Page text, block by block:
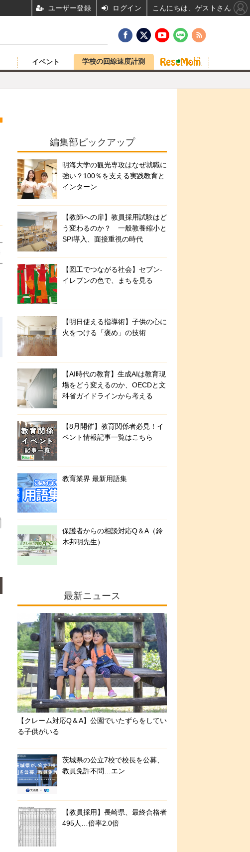
イベント 学校の回線速度計測
編集部ピックアップ
明海大学の観光専攻はなぜ就職に
強い？100％を支える実践教育と
インターン
【教師への扉】教員採用試験はど
う変わるのか？ 一般教養縮小と
SPI導入、面接重視の時代
【図工でつながる社会】セブン‐
イレブンの色で、まちを見る
【明日使える指導術】子供の心に
火をつける「褒め」の技術
【AI時代の教育】生成AIは教育現
場をどう変えるのか、OECDと文
科省ガイドラインから考える
【8月開催】教育関係者必見！イ
ベント情報記事一覧はこちら
教育業界 最新用語集
保護者からの相談対応Q＆A（鈴
木邦明先生）
最新ニュース
【クレーム対応Q＆A】公園でいたずらをしてい
る子供がいる
茨城県の公立7校で校長を公募、
教員免許不問…エン
【教員採用】長崎県、最終合格者
495人…倍率2.0倍
ユーザー登録 ログイン こんにちは、ゲストさん